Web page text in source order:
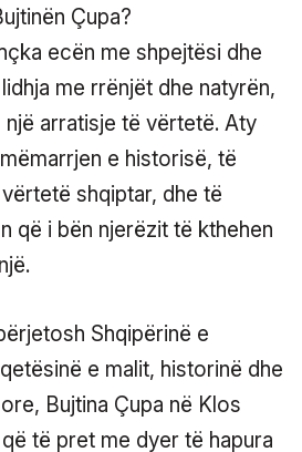
Çupa?
ecën me shpejtësi dhe
me rrënjët dhe natyrën,
një arratisje të vërtetë. Aty
e historisë, të
shqiptar, dhe të
që i bën njerëzit të kthehen
Shqipërinë e
e malit, historinë dhe
Bujtina Çupa në Klos
të pret me dyer të hapura